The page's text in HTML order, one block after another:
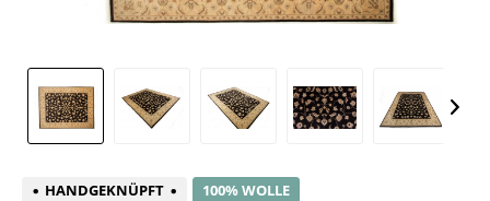
HANDGEKNÜPFT 100% WOLLE